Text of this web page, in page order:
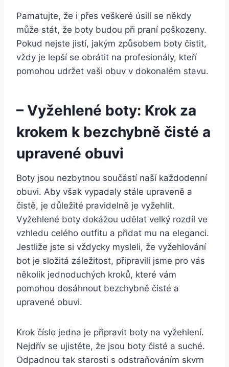
Pamatujte, že i přes veškeré úsilí se ⁢někdy
může stát,⁢ že boty budou při praní poškozeny.
Pokud nejste jistí, jakým způsobem boty čistit,⁤
vždy je lepší⁣ se obrátit na ⁤profesionály, kteří
pomohou udržet vaši obuv v dokonalém stavu.
– Vyžehlené ‌boty: ⁣Krok za
krokem k bezchybně čisté a
upravené obuvi
Boty jsou nezbytnou součástí naší každodenní
obuvi. Aby‍ však vypadaly stále upraveně a
čistě, je⁣ důležité pravidelně ⁤je vyžehlit.
Vyžehlené boty ⁤dokážou‌ udělat velký rozdíl ve
vzhledu celého⁤ outfitu a přidat ​mu na eleganci.​
Jestliže jste si vždycky mysleli, ​že vyžehlování⁣
bot je složitá záležitost, připravili jsme pro vás
několik jednoduchých kroků, které vám
⁢pomohou dosáhnout bezchybně čisté a
upravené⁤ obuvi.
Krok číslo jedna je připravit boty na vyžehlení.
Nejdřív se‌ ujistěte, že jsou boty čisté a suché.
Odpadnou tak starosti s ⁤odstraňováním skvrn